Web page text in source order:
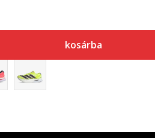
kosárba